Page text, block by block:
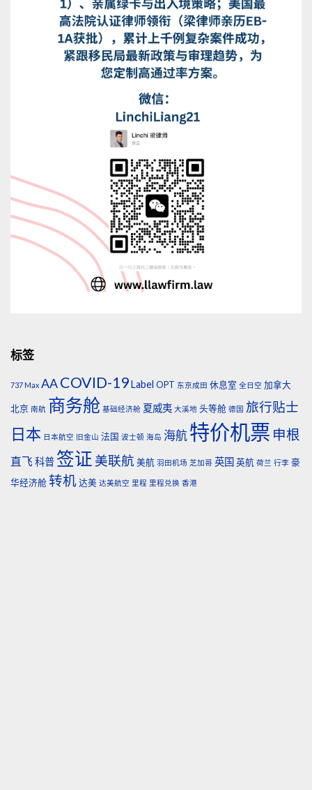
标签
737 Max AACOVID-19Label OPT 东京成田 休息室 全日空 加拿大
北京 南航 商务舱 基础经济舱 夏威夷 大溪地 头等舱 德国 旅行贴士
日本 日本航空 旧金山 法国 波士顿 海岛 海航特价机票 申根
直飞 科普 签证 美联航 美航 羽田机场 芝加哥 英国 英航 荷兰 行李 豪
华经济舱 转机达美 达美航空 里程 里程兑换 香港